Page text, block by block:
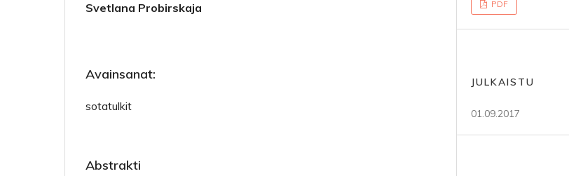
Svetlana Probirskaja
Avainsanat:
sotatulkit
Abstrakti
PDF
JULKAISTU
01.09.2017